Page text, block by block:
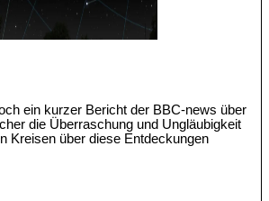
ein kurzer Bericht der BBC-news über
die Überraschung und Ungläubigkeit
Kreisen über diese Entdeckungen